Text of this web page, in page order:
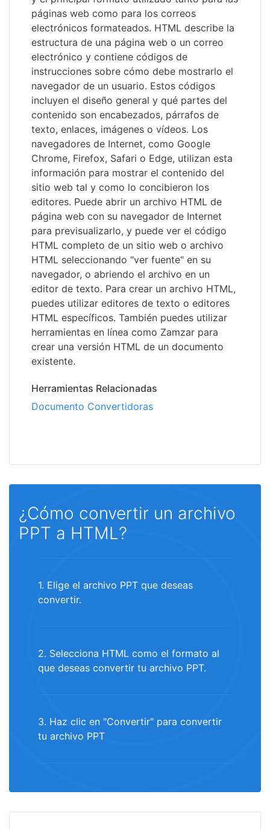
páginas web como para los correos
electrónicos formateados. HTML describe la
estructura de una página web o un correo
electrónico y contiene códigos de
instrucciones sobre cómo debe mostrarlo el
navegador de un usuario. Estos códigos
incluyen el diseño general y qué partes del
contenido son encabezados, párrafos de
texto, enlaces, imágenes o vídeos. Los
navegadores de Internet, como Google
Chrome, Firefox, Safari o Edge, utilizan esta
información para mostrar el contenido del
sitio web tal y como lo concibieron los
editores. Puede abrir un archivo HTML de
página web con su navegador de Internet
para previsualizarlo, y puede ver el código
HTML completo de un sitio web o archivo
HTML seleccionando "ver fuente" en su
navegador, o abriendo el archivo en un
editor de texto. Para crear un archivo HTML,
puedes utilizar editores de texto o editores
HTML específicos. También puedes utilizar
herramientas en línea como Zamzar para
crear una versión HTML de un documento
existente.
Herramientas Relacionadas
Documento Convertidoras
¿Cómo convertir un archivo
PPT a HTML?
1. Elige el archivo PPT que deseas
convertir.
2. Selecciona HTML como el formato al
que deseas convertir tu archivo PPT.
3. Haz clic en "Convertir" para convertir
tu archivo PPT